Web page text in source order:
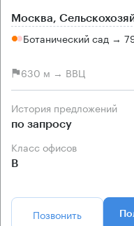
Москва,
Ботанический сад →
630 м → ВВЦ
История предложений
по запросу
Класс офисов
B
Позвонить